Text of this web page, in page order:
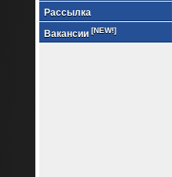
Рассылка
Вакансии [NEW!]